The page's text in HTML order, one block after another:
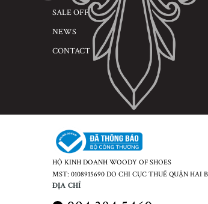
SALE OFF
NEWS
CONTACT
HỘ KINH DOANH WOODY OF SHOES
MST: 0108915690 DO CHI CỤC THUẾ QUẬN HAI
ĐỊA CHỈ